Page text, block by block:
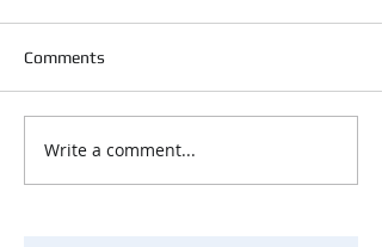
Comments
Write a comment...